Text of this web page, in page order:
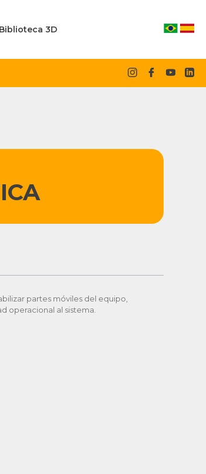
Biblioteca 3D
partes móviles del equipo,
operacional al sistema.